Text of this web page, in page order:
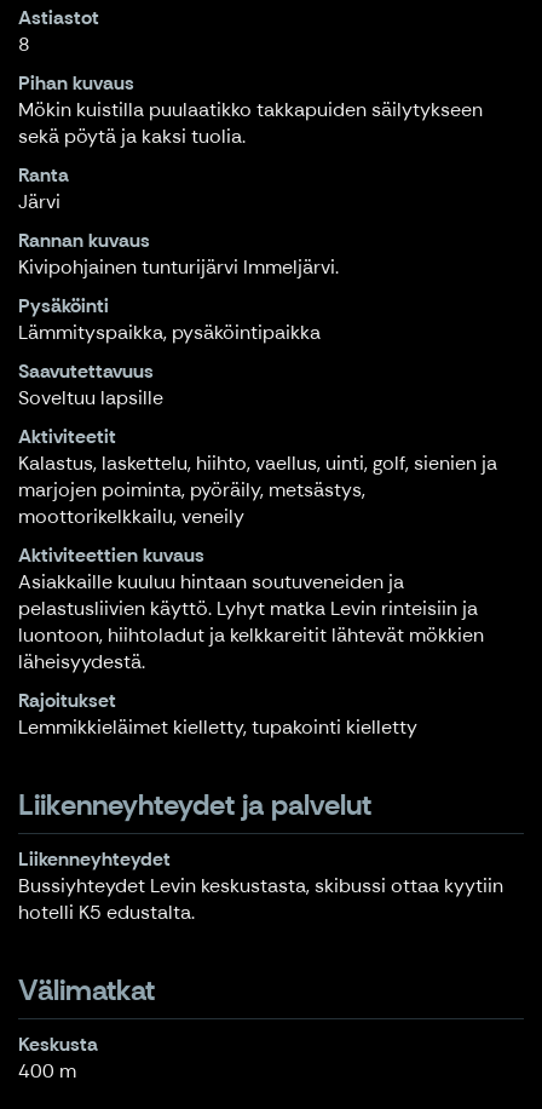
Astiastot
8
Pihan kuvaus
Mökin kuistilla puulaatikko takkapuiden säilytykseen
sekä pöytä ja kaksi tuolia.
Ranta
Järvi
Rannan kuvaus
Kivipohjainen tunturijärvi Immeljärvi.
Pysäköinti
Lämmityspaikka, pysäköintipaikka
Saavutettavuus
Soveltuu lapsille
Aktiviteetit
Kalastus, laskettelu, hiihto, vaellus, uinti, golf, sienien ja
marjojen poiminta, pyöräily, metsästys,
moottorikelkkailu, veneily
Aktiviteettien kuvaus
Asiakkaille kuuluu hintaan soutuveneiden ja
pelastusliivien käyttö. Lyhyt matka Levin rinteisiin ja
luontoon, hiihtoladut ja kelkkareitit lähtevät mökkien
läheisyydestä.
Rajoitukset
Lemmikkieläimet kielletty, tupakointi kielletty
Liikenneyhteydet ja palvelut
Liikenneyhteydet
Bussiyhteydet Levin keskustasta, skibussi ottaa kyytiin
hotelli K5 edustalta.
Välimatkat
Keskusta
400 m